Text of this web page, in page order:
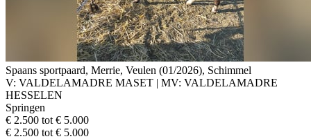
Spaans sportpaard, Merrie, Veulen (01/2026), Schimmel
V: VALDELAMADRE MASET | MV: VALDELAMADRE
HESSELEN
Springen
€ 2.500 tot € 5.000
€ 2.500 tot € 5.000